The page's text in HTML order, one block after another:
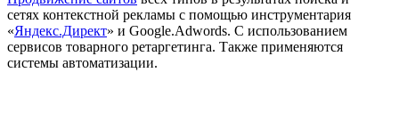
сетях контекстной рекламы с помощью инструментария
«Яндекс.Директ» и Google.Adwords. С использованием
сервисов товарного ретаргетинга. Также применяются
системы автоматизации.